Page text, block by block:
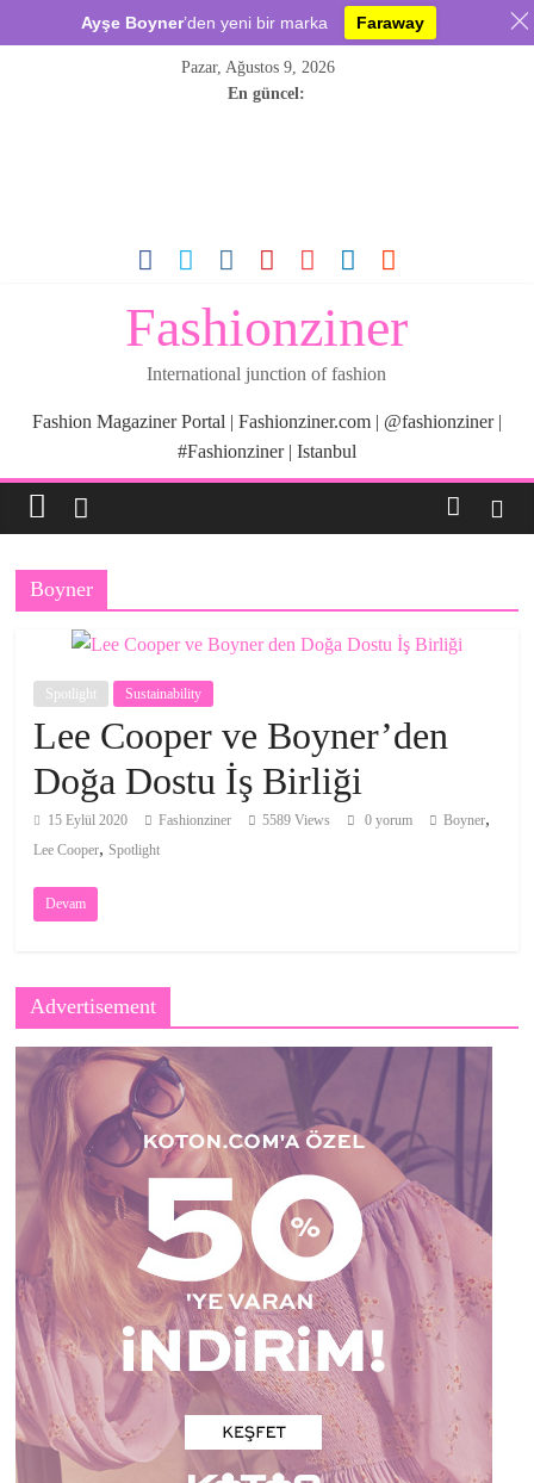
Pazar, Ağustos 9, 2026
En güncel:
Fashionziner
International junction of fashion
Fashion Magaziner Portal | Fashionziner.com | @fashionziner |
#Fashionziner | Istanbul
Boyner
Spotlight Sustainability
Lee Cooper ve Boyner’den
Doğa Dostu İş Birliği
15 Eylül 2020 Fashionziner 5589 Views 0 yorum Boyner,
Lee Cooper, Spotlight
Devam
Advertisement
Ayşe Boyner’den yeni bir marka Faraway